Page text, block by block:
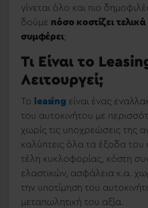
γίνεται όλο και πιο
δούμε πόσο κοστίζει
συμφέρει;
Τι Είναι το
Λειτουργεί;
To leasing είναι ένας
του αυτοκινήτου με
χωρίς τις υποχρεώσεις της
καλύπτεις όλα τα έξοδα του
τέλη κυκλοφορίας, κόστη
ελαστικών, ασφάλεια κ.α.
την υποτίμηση του
μεταπωλητική του αξία.